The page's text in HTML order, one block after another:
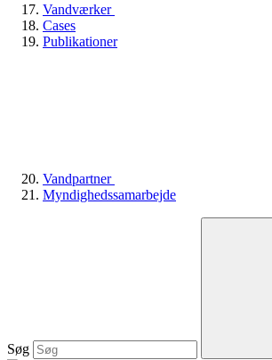
Vandværker
Cases
Publikationer
Vandpartner
Myndighedssamarbejde
Søg